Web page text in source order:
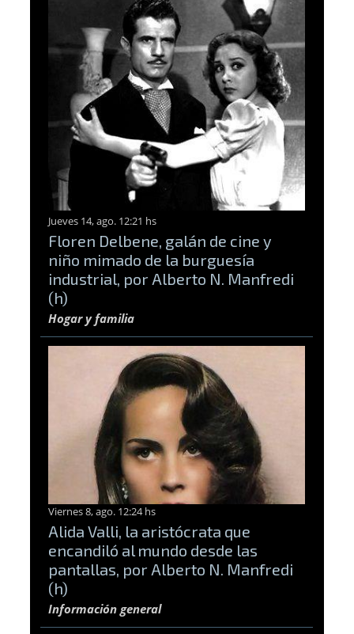
Jueves 14, ago. 12:21 hs
Floren Delbene, galán de cine y
niño mimado de la burguesía
industrial, por Alberto N. Manfredi
(h)
Hogar y familia
Viernes 8, ago. 12:24 hs
Alida Valli, la aristócrata que
encandiló al mundo desde las
pantallas, por Alberto N. Manfredi
(h)
Información general